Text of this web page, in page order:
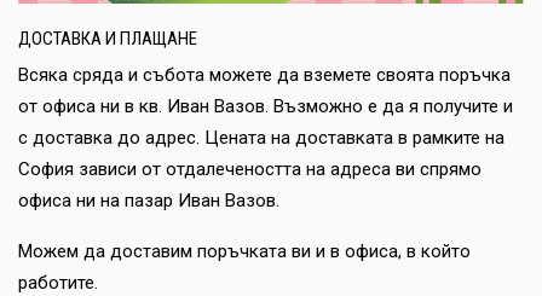
ДОСТАВКА И ПЛАЩАНЕ
Всяка сряда и събота можете да вземете своята поръчка
от офиса ни в кв. Иван Вазов. Възможно е да я получите и
с доставка до адрес. Цената на доставката в рамките на
София зависи от отдалечеността на адреса ви спрямо
офиса ни на пазар Иван Вазов.
Можем да доставим поръчката ви и в офиса, в който
работите.